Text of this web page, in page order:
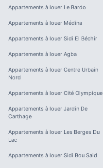
Appartements à louer Le Bardo
Appartements à louer Médina
Appartements à louer Sidi El Béchir
Appartements à louer Agba
Appartements à louer Centre Urbain
Nord
Appartements à louer Cité Olympique
Appartements à louer Jardin De
Carthage
Appartements à louer Les Berges Du
Lac
Appartements à louer Sidi Bou Said